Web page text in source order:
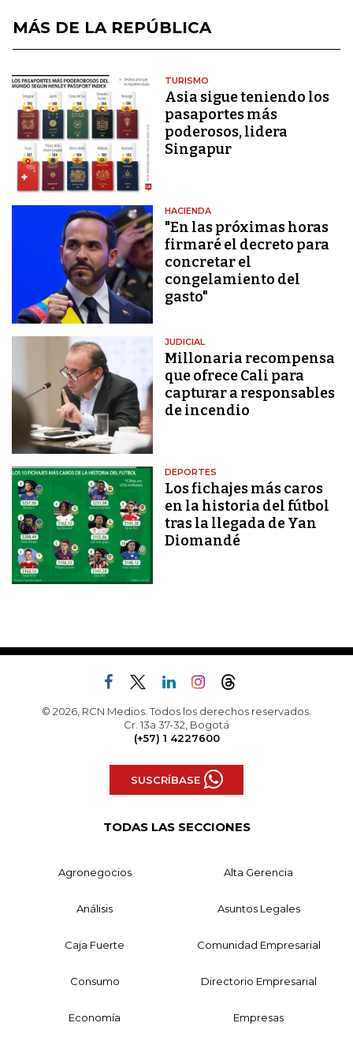
MÁS DE LA REPÚBLICA
TURISMO
Asia sigue teniendo los
pasaportes más
poderosos, lidera
Singapur
HACIENDA
"En las próximas horas
firmaré el decreto para
concretar el
congelamiento del
gasto"
JUDICIAL
Millonaria recompensa
que ofrece Cali para
capturar a responsables
de incendio
DEPORTES
Los fichajes más caros
en la historia del fútbol
tras la llegada de Yan
Diomandé
© 2026, RCN Medios. Todos los derechos reservados.
Cr. 13a 37-32, Bogotá
(+57) 1 4227600
SUSCRÍBASE
TODAS LAS SECCIONES
Agronegocios Alta Gerencia
Análisis Asuntos Legales
Caja Fuerte Comunidad Empresarial
Consumo Directorio Empresarial
Economía Empresas